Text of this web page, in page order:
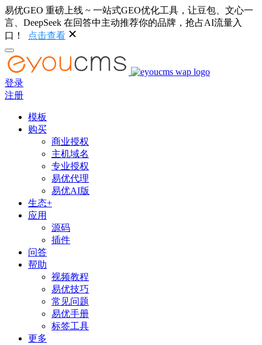
易优GEO 重磅上线 ~ 一站式GEO优化工具，让豆包、文心一
言、DeepSeek 在回答中主动推荐你的品牌，抢占AI流量入
口！
点击查看
登录
注册
模板
购买
商业授权
主机域名
专业授权
易优代理
易优AI版
生态+
应用
源码
插件
问答
帮助
视频教程
易优技巧
常见问题
易优手册
标签工具
更多